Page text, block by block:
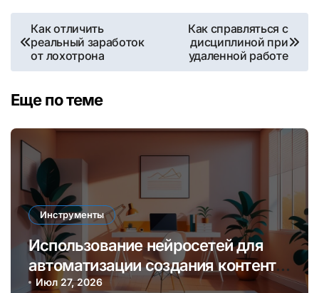
Навигация
по
записям
Как отличить
реальный заработок
от лохотрона
Как справляться с
дисциплиной при
удаленной работе
Еще по теме
Инструменты
Использование нейросетей для
автоматизации создания контента
и увеличения дохода онлайн
Июл 27, 2026